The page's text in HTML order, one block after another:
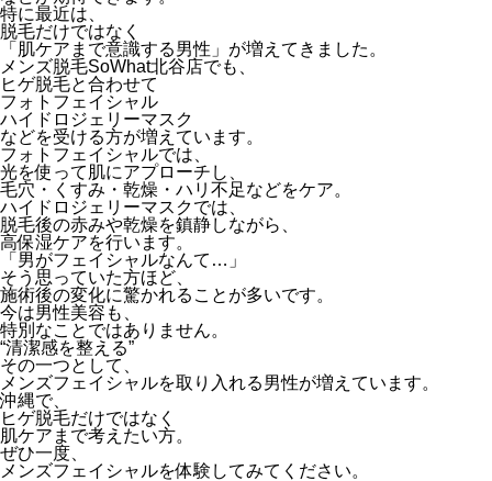
特に最近は、
脱毛だけではなく
「肌ケアまで意識する男性」が増えてきました。
メンズ脱毛SoWhat北谷店でも、
ヒゲ脱毛と合わせて
フォトフェイシャル
ハイドロジェリーマスク
などを受ける方が増えています。
フォトフェイシャルでは、
光を使って肌にアプローチし、
毛穴・くすみ・乾燥・ハリ不足などをケア。
ハイドロジェリーマスクでは、
脱毛後の赤みや乾燥を鎮静しながら、
高保湿ケアを行います。
「男がフェイシャルなんて…」
そう思っていた方ほど、
施術後の変化に驚かれることが多いです。
今は男性美容も、
特別なことではありません。
“清潔感を整える”
その一つとして、
メンズフェイシャルを取り入れる男性が増えています。
沖縄で、
ヒゲ脱毛だけではなく
肌ケアまで考えたい方。
ぜひ一度、
メンズフェイシャルを体験してみてください。